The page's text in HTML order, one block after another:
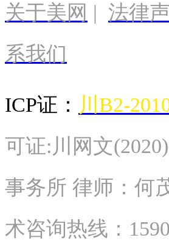
关于美网 | 法律
系我们
ICP证： 川B2-
可证:川网文
事务所 律师：何
术咨询热线：